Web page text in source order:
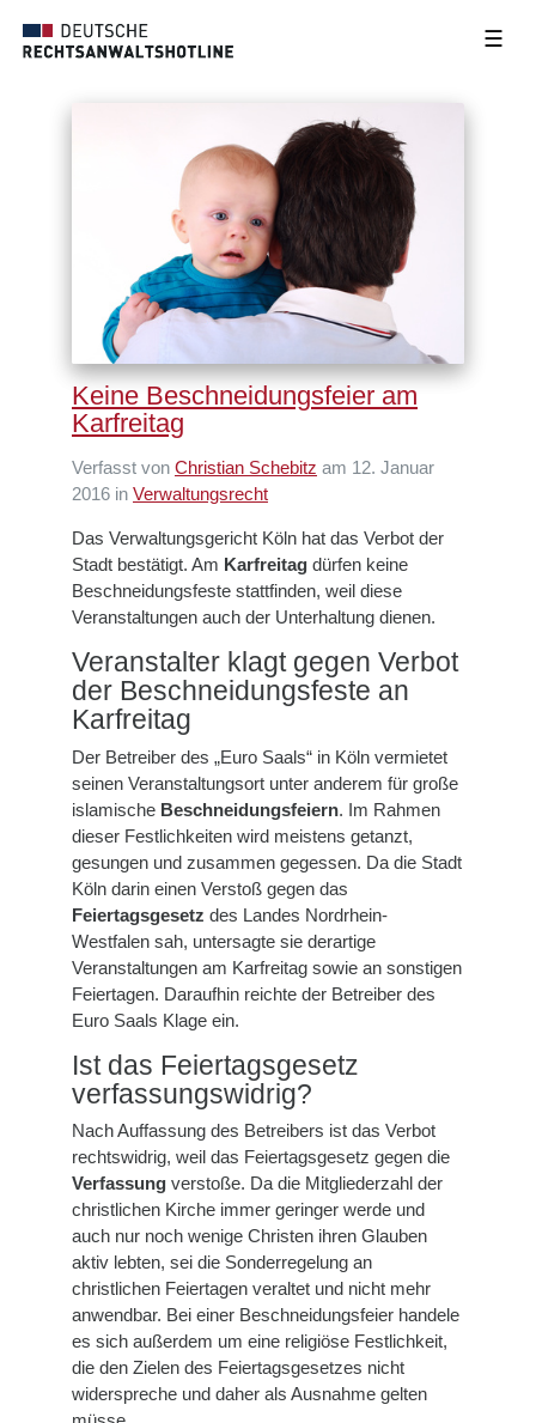
☰
Keine Beschneidungsfeier am
Karfreitag
Verfasst von Christian Schebitz am 12. Januar
2016 in Verwaltungsrecht
Das Verwaltungsgericht Köln hat das Verbot der
Stadt bestätigt. Am Karfreitag dürfen keine
Beschneidungsfeste stattfinden, weil diese
Veranstaltungen auch der Unterhaltung dienen.
Veranstalter klagt gegen Verbot
der Beschneidungsfeste an
Karfreitag
Der Betreiber des „Euro Saals“ in Köln vermietet
seinen Veranstaltungsort unter anderem für große
islamische Beschneidungsfeiern. Im Rahmen
dieser Festlichkeiten wird meistens getanzt,
gesungen und zusammen gegessen. Da die Stadt
Köln darin einen Verstoß gegen das
Feiertagsgesetz des Landes Nordrhein-
Westfalen sah, untersagte sie derartige
Veranstaltungen am Karfreitag sowie an sonstigen
Feiertagen. Daraufhin reichte der Betreiber des
Euro Saals Klage ein.
Ist das Feiertagsgesetz
verfassungswidrig?
Nach Auffassung des Betreibers ist das Verbot
rechtswidrig, weil das Feiertagsgesetz gegen die
Verfassung verstoße. Da die Mitgliederzahl der
christlichen Kirche immer geringer werde und
auch nur noch wenige Christen ihren Glauben
aktiv lebten, sei die Sonderregelung an
christlichen Feiertagen veraltet und nicht mehr
anwendbar. Bei einer Beschneidungsfeier handele
es sich außerdem um eine religiöse Festlichkeit,
die den Zielen des Feiertagsgesetzes nicht
widerspreche und daher als Ausnahme gelten